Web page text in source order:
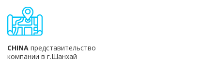
CHINA представительство
компании в г.Шанхай